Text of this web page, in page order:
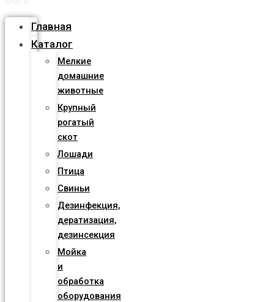
Главная
Каталог
Мелкие
домашние
животные
Крупный
рогатый
скот
Лошади
Птица
Свиньи
Дезинфекция,
дератизация,
дезинсекция
Мойка
и
обработка
оборудования